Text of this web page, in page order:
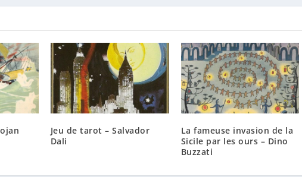
Jeu de tarot – Salvador
Dali
La fameuse invasion de la
Sicile par les ours – Dino
Buzzati